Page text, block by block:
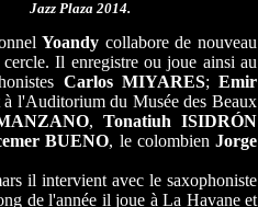
Jazz Plaza 2014.
Yoandy collabore de nouveau
Il enregistre ou joue ainsi au
Carlos MIYARES; Emir
à l'Auditorium du Musée des Beaux
,TonatiuhISIDRÓN
BUENO, le colombienJorge
il intervient avec le saxophoniste
de l'année il joue à La Havane et